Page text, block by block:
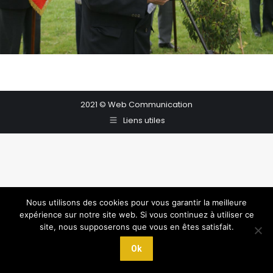
2021 © Web Communication
Liens utiles
Nous utilisons des cookies pour vous garantir la meilleure
expérience sur notre site web. Si vous continuez à utiliser ce
site, nous supposerons que vous en êtes satisfait.
Ok